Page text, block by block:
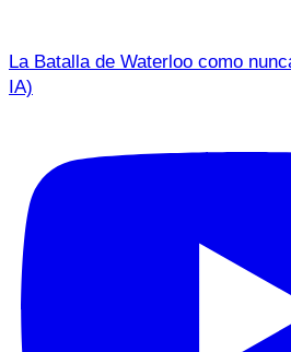
La Batalla de Waterloo como
IA)